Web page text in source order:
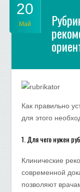
20
Май
Как правильно
для этого
1. Для чего нужен
Клинические
современной
позволяют